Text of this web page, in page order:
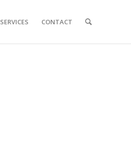
SERVICES CONTACT